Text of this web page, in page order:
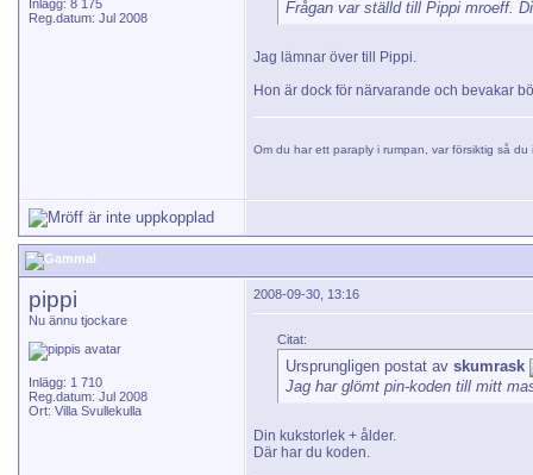
Inlägg: 8 175
Reg.datum: Jul 2008
Frågan var ställd till Pippi mroeff.
Jag lämnar över till Pippi.
Hon är dock för närvarande och bevakar
Om du har ett paraply i rumpan, var försiktig så
pippi
Nu ännu tjockare
Inlägg: 1 710
Reg.datum: Jul 2008
Ort: Villa Svullekulla
2008-09-30, 13:16
Citat:
Ursprungligen postat av skumrask
Jag har glömt pin-koden till mitt
Din kukstorlek + ålder.
Där har du koden.